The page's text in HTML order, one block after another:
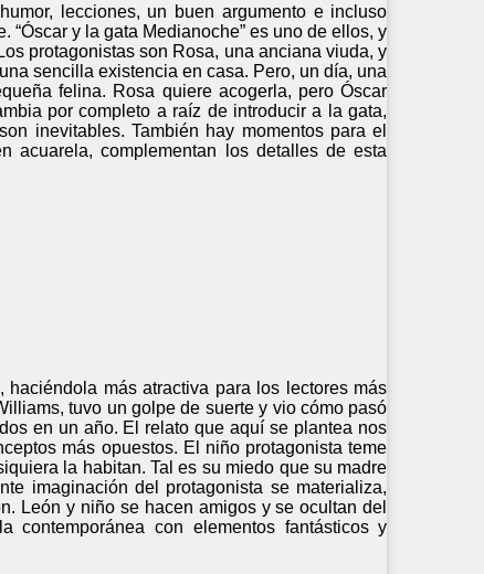
lecciones, un buen argumento e incluso
y la gata Medianoche” es uno de ellos, y
protagonistas son Rosa, una anciana viuda, y
sencilla existencia en casa. Pero, un día, una
felina. Rosa quiere acogerla, pero Óscar
por completo a raíz de introducir a la gata,
inevitables. También hay momentos para el
complementan los detalles de esta
más atractiva para los lectores más
tuvo un golpe de suerte y vio cómo pasó
en un año. El relato que aquí se plantea nos
más opuestos. El niño protagonista teme
la habitan. Tal es su miedo que su madre
imaginación del protagonista se materializa,
León y niño se hacen amigos y se ocultan del
contemporánea con elementos fantásticos y